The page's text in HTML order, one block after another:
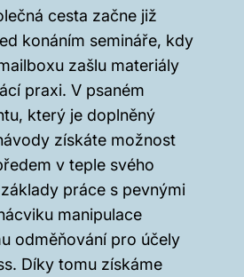
cesta začne již
konáním semináře, kdy
zašlu materiály
praxi. V psaném
který je doplněný
získáte možnost
v teple svého
práce s pevnými
manipulace
odměňování pro účely
Díky tomu získáme